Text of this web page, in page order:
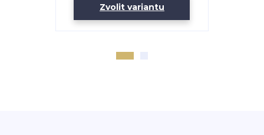
Zvolit variantu